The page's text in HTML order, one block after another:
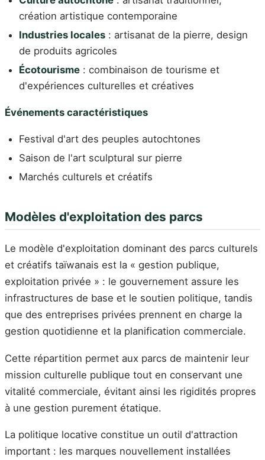
création artistique contemporaine
Industries locales : artisanat de la pierre, design
de produits agricoles
Écotourisme : combinaison de tourisme et
d'expériences culturelles et créatives
Événements caractéristiques
Festival d'art des peuples autochtones
Saison de l'art sculptural sur pierre
Marchés culturels et créatifs
Modèles d'exploitation des parcs
Le modèle d'exploitation dominant des parcs culturels
et créatifs taïwanais est la « gestion publique,
exploitation privée » : le gouvernement assure les
infrastructures de base et le soutien politique, tandis
que des entreprises privées prennent en charge la
gestion quotidienne et la planification commerciale.
Cette répartition permet aux parcs de maintenir leur
mission culturelle publique tout en conservant une
vitalité commerciale, évitant ainsi les rigidités propres
à une gestion purement étatique.
La politique locative constitue un outil d'attraction
important : les marques nouvellement installées